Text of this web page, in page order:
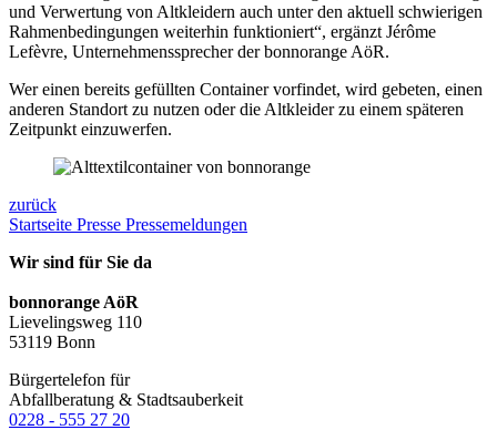
und Verwertung von Altkleidern auch unter den aktuell schwierigen
Rahmenbedingungen weiterhin funktioniert“, ergänzt Jérôme
Lefèvre, Unternehmenssprecher der bonnorange AöR.
Wer einen bereits gefüllten Container vorfindet, wird gebeten, einen
anderen Standort zu nutzen oder die Altkleider zu einem späteren
Zeitpunkt einzuwerfen.
zurück
Startseite Presse Pressemeldungen
Wir sind für Sie da
bonnorange AöR
Lievelingsweg 110
53119 Bonn
Bürgertelefon für
Abfallberatung & Stadtsauberkeit
0228 - 555 27 20